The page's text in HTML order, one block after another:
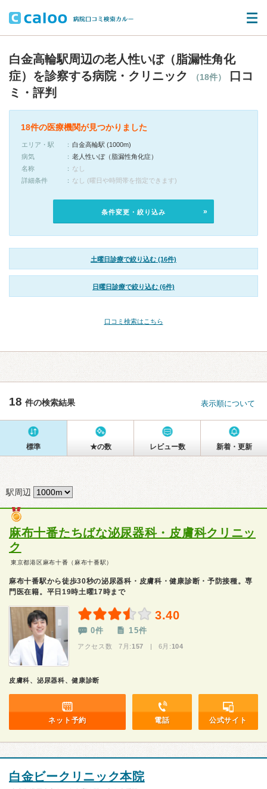
白金高輪駅周辺の老人性いぼ（脂漏性角化
症）を診察する病院・クリニック
（18件）
口コ
ミ・評判
18件の医療機関が見つかりました
エリア・駅
白金高輪駅 (1000m)
病気
老人性いぼ（脂漏性角化症）
名称
なし
詳細条件
なし (曜日や時間帯を指定できます)
条件変更・絞り込み
土曜日診療で絞り込む (16件)
日曜日診療で絞り込む (6件)
口コミ検索はこちら
18 件の検索結果 表示順について
標準 ★の数 レビュー数 新着・更新
駅周辺
麻布十番たちばな泌尿器科・皮膚科クリニッ
ク
東京都港区麻布十番（麻布十番駅）
麻布十番駅から徒歩30秒の泌尿器科・皮膚科・健康診断・予防接種。専
門医在籍。平日19時土曜17時まで
3.40
0件 15件
アクセス数 7月: 157 | 6月: 104
皮膚科、泌尿器科、健康診断
ネット予約 電話 公式サイト
白金ビークリニック本院